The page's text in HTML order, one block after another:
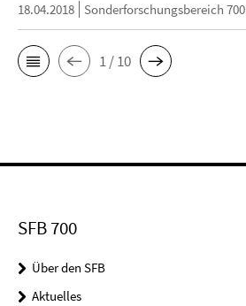
18.04.2018 Sonderforschungsbereich 700
1 / 10
SFB 700
Über den SFB
Aktuelles